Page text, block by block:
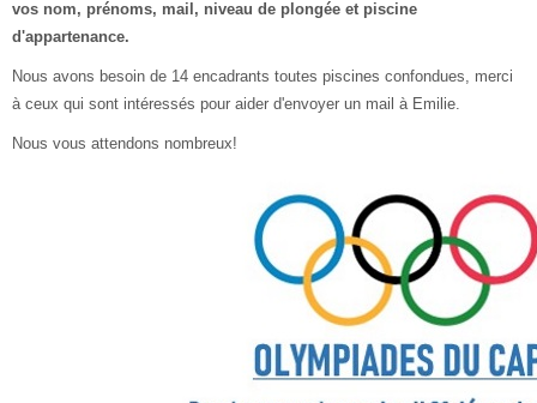
vos nom, prénoms, mail, niveau de plongée et piscine
d'appartenance.
Nous avons besoin de 14 encadrants toutes piscines confondues, merci
à ceux qui sont intéressés pour aider d'envoyer un mail à Emilie.
Nous vous attendons nombreux!